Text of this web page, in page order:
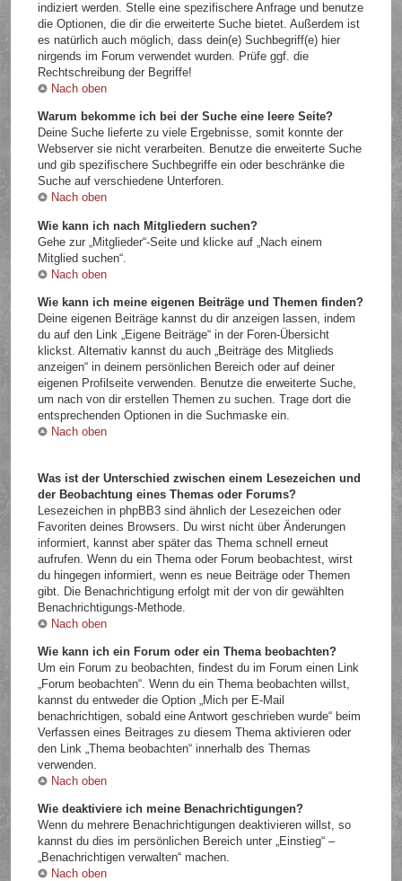
indiziert werden. Stelle eine spezifischere Anfrage und benutze
die Optionen, die dir die erweiterte Suche bietet. Außerdem ist
es natürlich auch möglich, dass dein(e) Suchbegriff(e) hier
nirgends im Forum verwendet wurden. Prüfe ggf. die
Rechtschreibung der Begriffe!
Nach oben
Warum bekomme ich bei der Suche eine leere Seite?
Deine Suche lieferte zu viele Ergebnisse, somit konnte der
Webserver sie nicht verarbeiten. Benutze die erweiterte Suche
und gib spezifischere Suchbegriffe ein oder beschränke die
Suche auf verschiedene Unterforen.
Nach oben
Wie kann ich nach Mitgliedern suchen?
Gehe zur „Mitglieder“-Seite und klicke auf „Nach einem
Mitglied suchen“.
Nach oben
Wie kann ich meine eigenen Beiträge und Themen finden?
Deine eigenen Beiträge kannst du dir anzeigen lassen, indem
du auf den Link „Eigene Beiträge“ in der Foren-Übersicht
klickst. Alternativ kannst du auch „Beiträge des Mitglieds
anzeigen“ in deinem persönlichen Bereich oder auf deiner
eigenen Profilseite verwenden. Benutze die erweiterte Suche,
um nach von dir erstellen Themen zu suchen. Trage dort die
entsprechenden Optionen in die Suchmaske ein.
Nach oben
Was ist der Unterschied zwischen einem Lesezeichen und
der Beobachtung eines Themas oder Forums?
Lesezeichen in phpBB3 sind ähnlich der Lesezeichen oder
Favoriten deines Browsers. Du wirst nicht über Änderungen
informiert, kannst aber später das Thema schnell erneut
aufrufen. Wenn du ein Thema oder Forum beobachtest, wirst
du hingegen informiert, wenn es neue Beiträge oder Themen
gibt. Die Benachrichtigung erfolgt mit der von dir gewählten
Benachrichtigungs-Methode.
Nach oben
Wie kann ich ein Forum oder ein Thema beobachten?
Um ein Forum zu beobachten, findest du im Forum einen Link
„Forum beobachten“. Wenn du ein Thema beobachten willst,
kannst du entweder die Option „Mich per E-Mail
benachrichtigen, sobald eine Antwort geschrieben wurde“ beim
Verfassen eines Beitrages zu diesem Thema aktivieren oder
den Link „Thema beobachten“ innerhalb des Themas
verwenden.
Nach oben
Wie deaktiviere ich meine Benachrichtigungen?
Wenn du mehrere Benachrichtigungen deaktivieren willst, so
kannst du dies im persönlichen Bereich unter „Einstieg“ –
„Benachrichtigen verwalten“ machen.
Nach oben